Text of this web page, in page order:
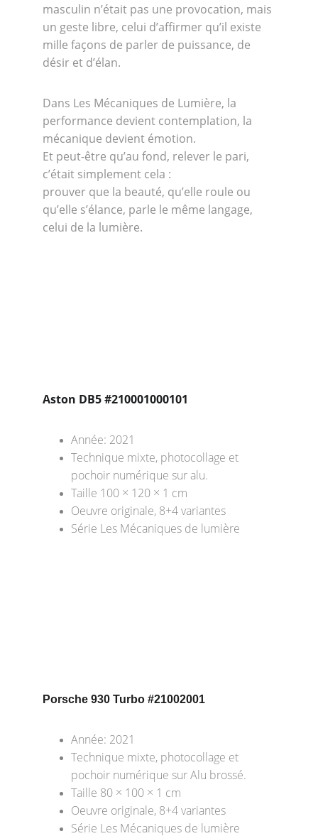
masculin n’était pas une provocation, mais
un geste libre, celui d’affirmer qu’il existe
mille façons de parler de puissance, de
désir et d’élan.
Dans Les Mécaniques de Lumière, la
performance devient contemplation, la
mécanique devient émotion.
Et peut-être qu’au fond, relever le pari,
c’était simplement cela :
prouver que la beauté, qu’elle roule ou
qu’elle s’élance, parle le même langage,
celui de la lumière.
Aston DB5 #210001000101
Année: 2021
Technique mixte, photocollage et
pochoir numérique sur alu.
Taille 100 × 120 × 1 cm
Oeuvre originale, 8+4 variantes
Série Les Mécaniques de lumière
Porsche 930 Turbo #21002001
Année: 2021
Technique mixte, photocollage et
pochoir numérique sur Alu brossé.
Taille 80 × 100 × 1 cm
Oeuvre originale, 8+4 variantes
Série Les Mécaniques de lumière